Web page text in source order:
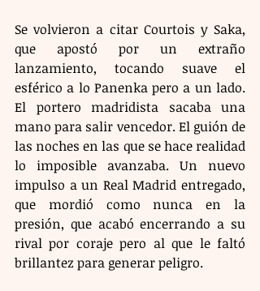
Se volvieron a citar Courtois y Saka,
que apostó por un extraño
lanzamiento, tocando suave el
esférico a lo Panenka pero a un lado.
El portero madridista sacaba una
mano para salir vencedor. El guión de
las noches en las que se hace realidad
lo imposible avanzaba. Un nuevo
impulso a un Real Madrid entregado,
que mordió como nunca en la
presión, que acabó encerrando a su
rival por coraje pero al que le faltó
brillantez para generar peligro.